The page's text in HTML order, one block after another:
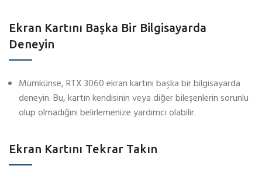
Ekran Kartını Başka Bir Bilgisayarda
Deneyin
Mümkünse, RTX 3060 ekran kartını başka bir bilgisayarda
deneyin. Bu, kartın kendisinin veya diğer bileşenlerin sorunlu
olup olmadığını belirlemenize yardımcı olabilir.
Ekran Kartını Tekrar Takın